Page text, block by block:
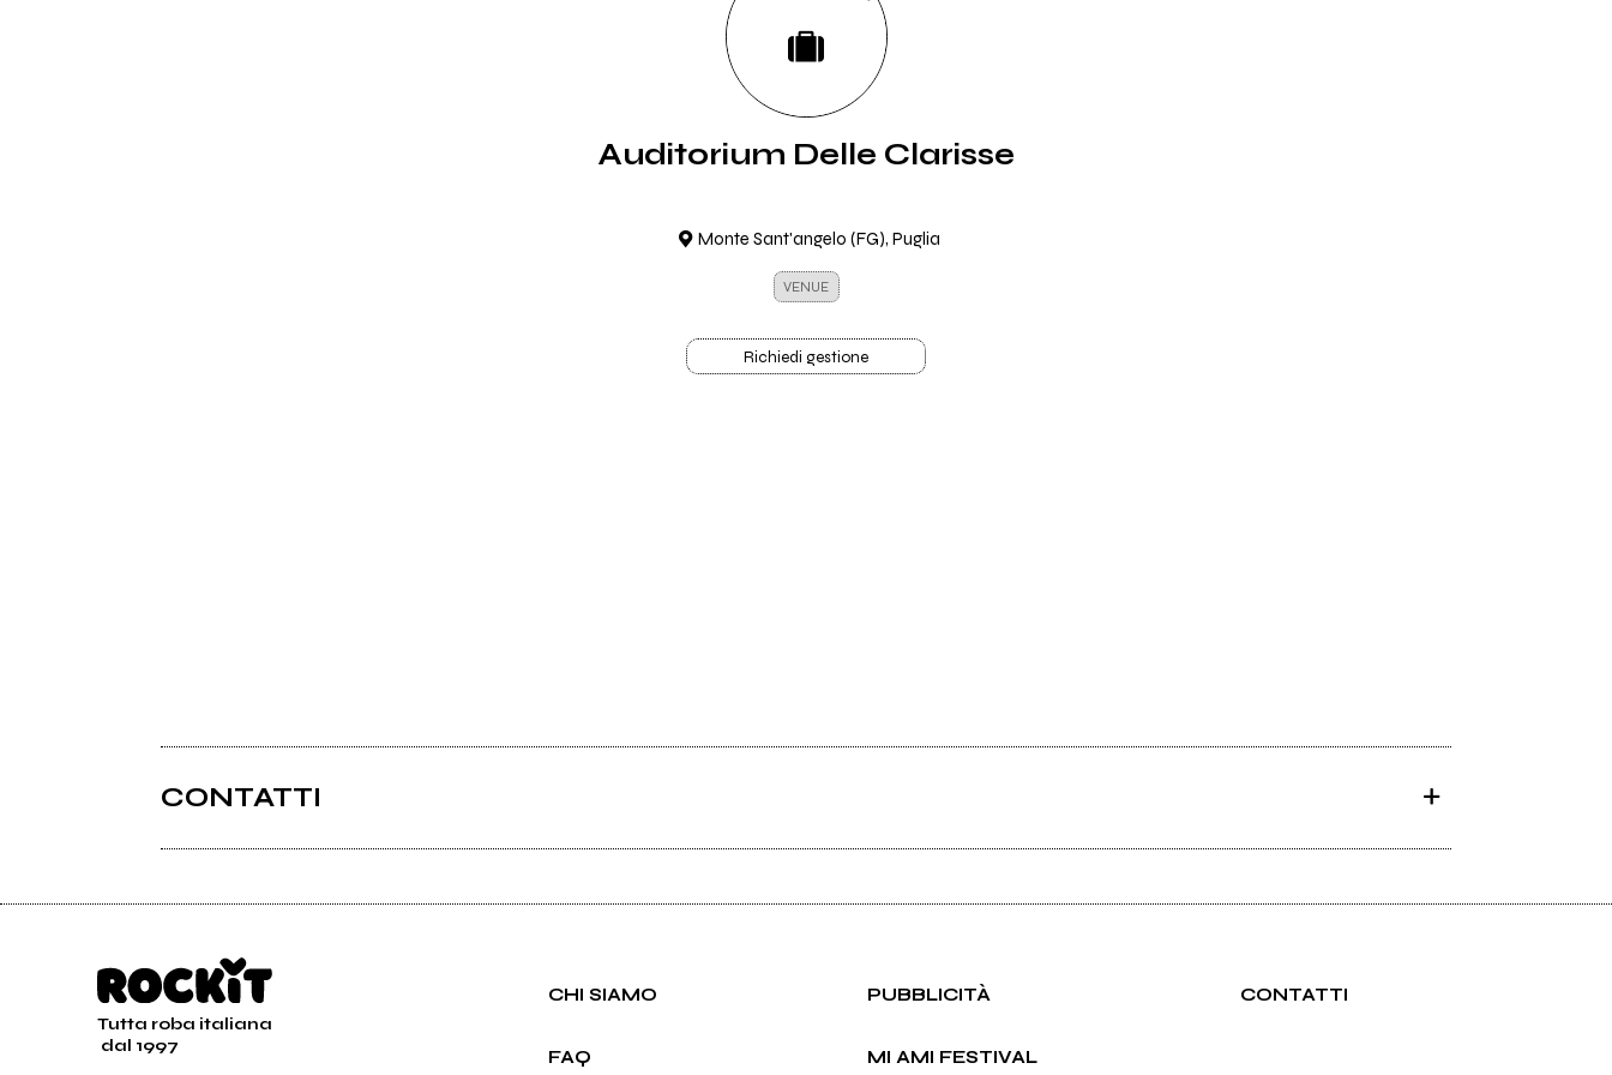
Auditorium Delle Clarisse
Monte Sant'angelo (FG), Puglia
VENUE
Richiedi gestione
CONTATTI
Tutta roba italiana
dal 1997
CHI SIAMO PUBBLICITÀ CONTATTI
FAQ MI AMI FESTIVAL